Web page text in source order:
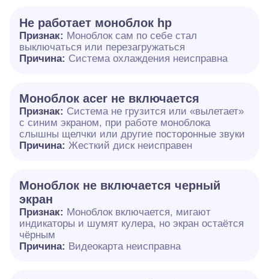
Не работает моноблок hp
Признак: Моноблок сам по себе стал
выключаться или перезагружаться
Причина: Система охлаждения неисправна
Моноблок acer не включается
Признак: Система не грузится или «вылетает»
с синим экраном, при работе моноблока
слышны щелчки или другие посторонные звуки
Причина: Жесткий диск неисправен
Моноблок не включается черный
экран
Признак: Моноблок включается, мигают
индикаторы и шумят кулера, но экран остаётся
чёрным
Причина: Видеокарта неисправна